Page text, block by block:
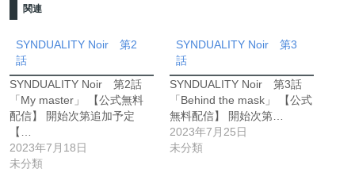
関連
SYNDUALITY Noir 第2
話
SYNDUALITY Noir 第2話
「My master」 【公式無料
配信】 開始次第追加予定
【…
2023年7月18日
未分類
SYNDUALITY Noir 第3
話
SYNDUALITY Noir 第3話
「Behind the mask」 【公式
無料配信】 開始次第…
2023年7月25日
未分類